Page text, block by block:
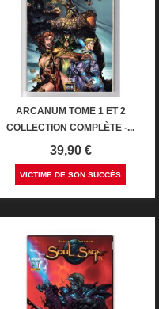
ARCANUM TOME 1 ET 2
COLLECTION COMPLÈTE -...
Prix
39,90 €
VICTIME DE SON SUCCÈS